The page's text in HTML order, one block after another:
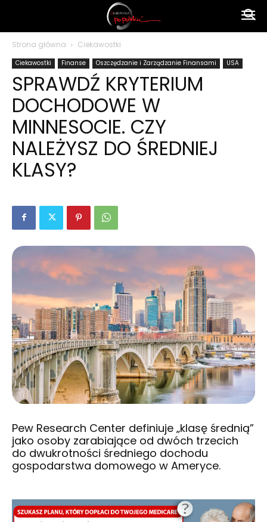
polsku
Strona główna Ciekawostki
Ciekawostki Finanse Oszczędzanie i Zarządzanie Finansami USA
SPRAWDŹ KRYTERIUM
DOCHODOWE W
MINNESOCIE. CZY
NALEŻYSZ DO ŚREDNIEJ
KLASY?
Pew Research Center definiuje „klasę średnią”
jako osoby zarabiające od dwóch trzecich
do dwukrotności średniego dochodu
gospodarstwa domowego w Ameryce.